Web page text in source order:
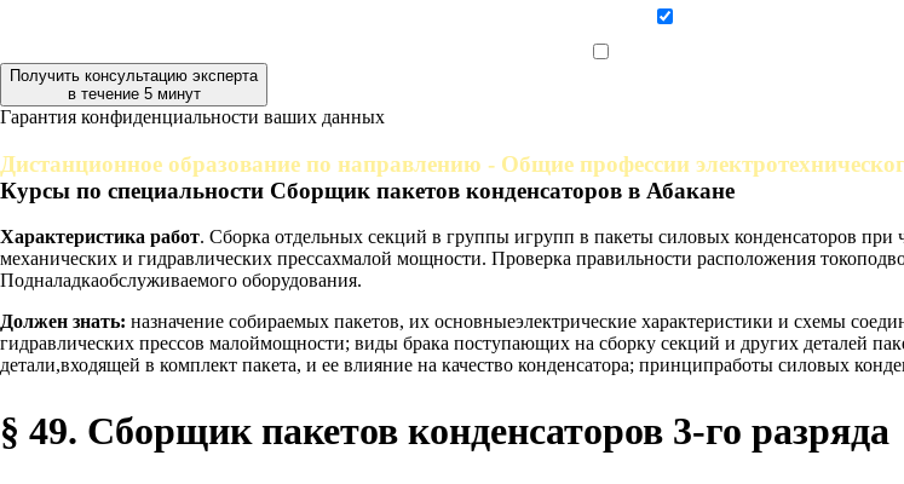
Получить консультацию эксперта
в течение 5 минут
Гарантия конфиденциальности ваших данных
Дистанционное образование по направлению - Общие профессии
Курсы по специальности Сборщик пакетов конденсаторов в Абакане
Характеристика работ. Сборка отдельных секций в группы игрупп в пакеты силовых конденсаторов
механических и гидравлических прессахмалой мощности. Проверка правильности расположения
Подналадкаобслуживаемого оборудования.
Должен знать: назначение собираемых пакетов, их основныеэлектрические характеристики и схемы
гидравлических прессов малоймощности; виды брака поступающих на сборку секций и других деталей
детали,входящей в комплект пакета, и ее влияние на качество конденсатора; принципработы силовых
§ 49. Сборщик пакетов конденсаторов 3-го разряда